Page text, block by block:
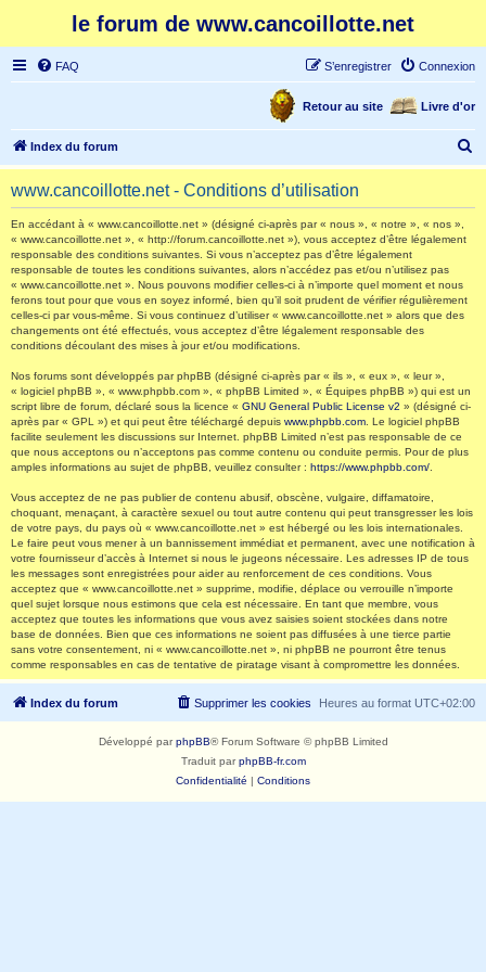
le forum de www.cancoillotte.net
FAQ Connexion
S’enregistrer
Livre d'or
Retour au site
Index du forum
e
www.cancoillotte.net - Conditions d’utilisation
En accédant à « www.cancoillotte.net » (désigné ci-après par « nous », « notre », « nos »,
« www.cancoillotte.net », « http://forum.cancoillotte.net »), vous acceptez d’être légalement
responsable des conditions suivantes. Si vous n’acceptez pas d’être légalement
responsable de toutes les conditions suivantes, alors n’accédez pas et/ou n’utilisez pas
« www.cancoillotte.net ». Nous pouvons modifier celles-ci à n’importe quel moment et nous
ferons tout pour que vous en soyez informé, bien qu’il soit prudent de vérifier régulièrement
celles-ci par vous-même. Si vous continuez d’utiliser « www.cancoillotte.net » alors que des
changements ont été effectués, vous acceptez d’être légalement responsable des
conditions découlant des mises à jour et/ou modifications.
Nos forums sont développés par phpBB (désigné ci-après par « ils », « eux », « leur »,
« logiciel phpBB », « www.phpbb.com », « phpBB Limited », « Équipes phpBB ») qui est un
script libre de forum, déclaré sous la licence « GNU General Public License v2 » (désigné ci-
après par « GPL ») et qui peut être téléchargé depuis www.phpbb.com . Le logiciel phpBB
facilite seulement les discussions sur Internet. phpBB Limited n’est pas responsable de ce
que nous acceptons ou n’acceptons pas comme contenu ou conduite permis. Pour de plus
amples informations au sujet de phpBB, veuillez consulter : https://www.phpbb.com/
Vous acceptez de ne pas publier de contenu abusif, obscène, vulgaire, diffamatoire,
choquant, menaçant, à caractère sexuel ou tout autre contenu qui peut transgresser les lois
de votre pays, du pays où « www.cancoillotte.net » est hébergé ou les lois internationales.
Le faire peut vous mener à un bannissement immédiat et permanent, avec une notification à
votre fournisseur d’accès à Internet si nous le jugeons nécessaire. Les adresses IP de tous
les messages sont enregistrées pour aider au renforcement de ces conditions. Vous
acceptez que « www.cancoillotte.net » supprime, modifie, déplace ou verrouille n’importe
quel sujet lorsque nous estimons que cela est nécessaire. En tant que membre, vous
acceptez que toutes les informations que vous avez saisies soient stockées dans notre
base de données. Bien que ces informations ne soient pas diffusées à une tierce partie
sans votre consentement, ni « www.cancoillotte.net », ni phpBB ne pourront être tenus
comme responsables en cas de tentative de piratage visant à compromettre les données.
Index du forum Heures au format UTC+02:00
Supprimer les cookies
Développé parphpBB® Forum Software © phpBB Limited
Traduit parphpBB-fr.com
Confidentialité | Conditions